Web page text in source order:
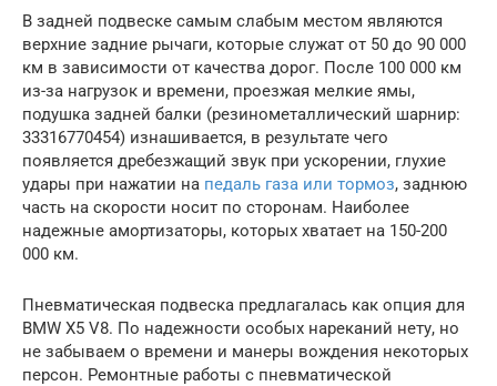
В задней подвеске самым слабым местом являются
верхние задние рычаги, которые служат от 50 до 90 000
км в зависимости от качества дорог. После 100 000 км
из-за нагрузок и времени, проезжая мелкие ямы,
подушка задней балки (резинометаллический шарнир:
33316770454) изнашивается, в результате чего
появляется дребезжащий звук при ускорении, глухие
удары при нажатии на педаль газа или тормоз, заднюю
часть на скорости носит по сторонам. Наиболее
надежные амортизаторы, которых хватает на 150-200
000 км.
Пневматическая подвеска предлагалась как опция для
BMW X5 V8. По надежности особых нареканий нету, но
не забываем о времени и манеры вождения некоторых
персон. Ремонтные работы с пневматической